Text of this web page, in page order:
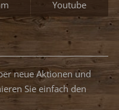
Youtube
neue Aktionen und
Sie einfach den